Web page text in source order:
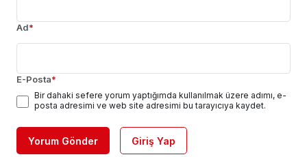
Ad*
E-Posta*
Bir dahaki sefere yorum yaptığımda kullanılmak üzere adımı, e-
posta adresimi ve web site adresimi bu tarayıcıya kaydet.
Yorum Gönder Giriş Yap